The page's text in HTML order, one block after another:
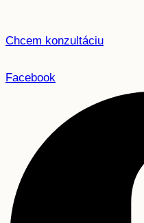
Chcem konzultáciu
Facebook